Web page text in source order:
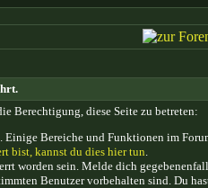
Berechtigung, diese Seite zu betreten:
Bereiche und Funktionen im
bist, kannst du dies hier tun.
worden sein. Melde dich
Benutzer vorbehalten sind. Du